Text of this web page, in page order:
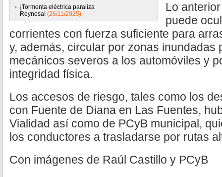
¡Tormenta eléctrica paraliza
Reynosa! (26/11/2025)
Lo
puede
corrientes con fuerza suficiente para
y, además, circular por zonas inundadas
mecánicos severos a los automóviles y
integridad física.
Los accesos de riesgo, tales como los
con Fuente de Diana en Las Fuentes,
Vialidad así como de PCyB municipal,
los conductores a trasladarse por rutas
Con imágenes de Raúl Castillo y PCyB